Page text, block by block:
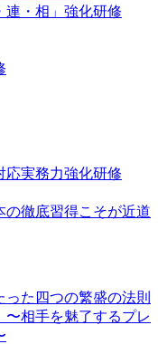
連・相」強化研修
応実務力強化研修
の徹底習得こそが近道
た四つの繁盛の法則
相手を魅了するプレ